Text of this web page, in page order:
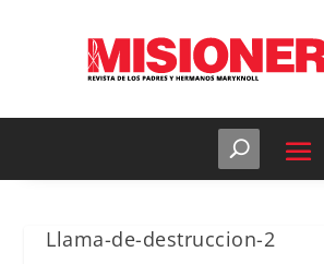
Llama-de-destruccion-2